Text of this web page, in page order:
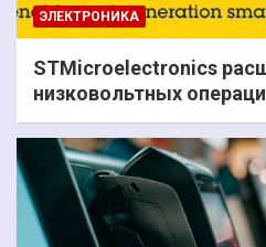
ЭЛЕКТРОНИКА
STMicroelectronics
низковольтных